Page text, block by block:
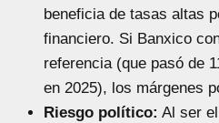
beneficia de tasas altas
financiero. Si Banxico
referencia (que pasó de
en 2025), los márgenes
Riesgo político: Al ser